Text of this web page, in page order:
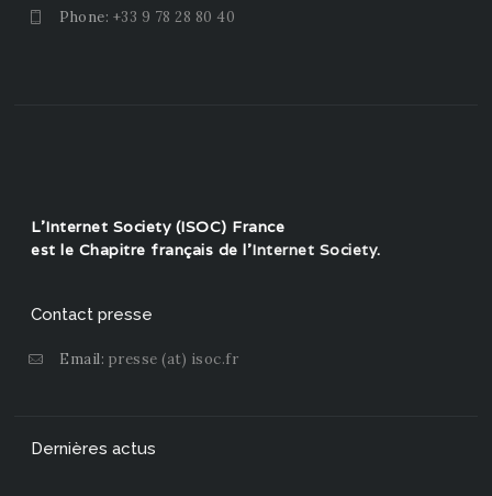
Phone: +33 9 78 28 80 40
L'Internet Society (ISOC) France
est le Chapitre français de l'Internet Society.
Contact presse
Email: presse (at) isoc.fr
Dernières actus